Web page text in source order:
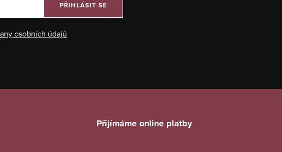
osobních údajů
PŘIHLÁSIT SE
Přijímáme online platby